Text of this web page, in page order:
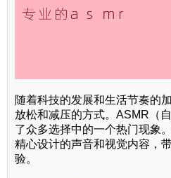
随着科技的发展和生活节奏的
放松和减压的方式。ASMR（
了众多选择中的一个热门现象
精心设计的声音和视觉内容，
验。